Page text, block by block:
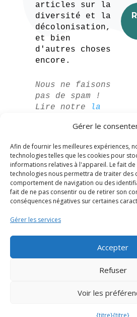
Gérer le
Afin de fournir les meilleures expériences,
technologies telles que les cookies pour
informations relatives à l'appareil. Le fait de
technologies nous permettra de traiter des
comportement de navigation ou des
fait de ne pas consentir ou de retirer son
conséquences négatives sur certaines
Gérer les services
Accepter
Refuser
Voir les
{titre}{titre}
articles sur la
diversité et la
décolonisation,
et bien
d'autres choses
encore.
Nous ne faisons
pas de spam !
Lire notre
la
confidentialité
d'informations.
The